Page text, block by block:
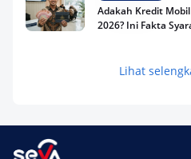
Adakah Kredit
2026? Ini Fakta
Keuangan
Terpercaya
Lihat